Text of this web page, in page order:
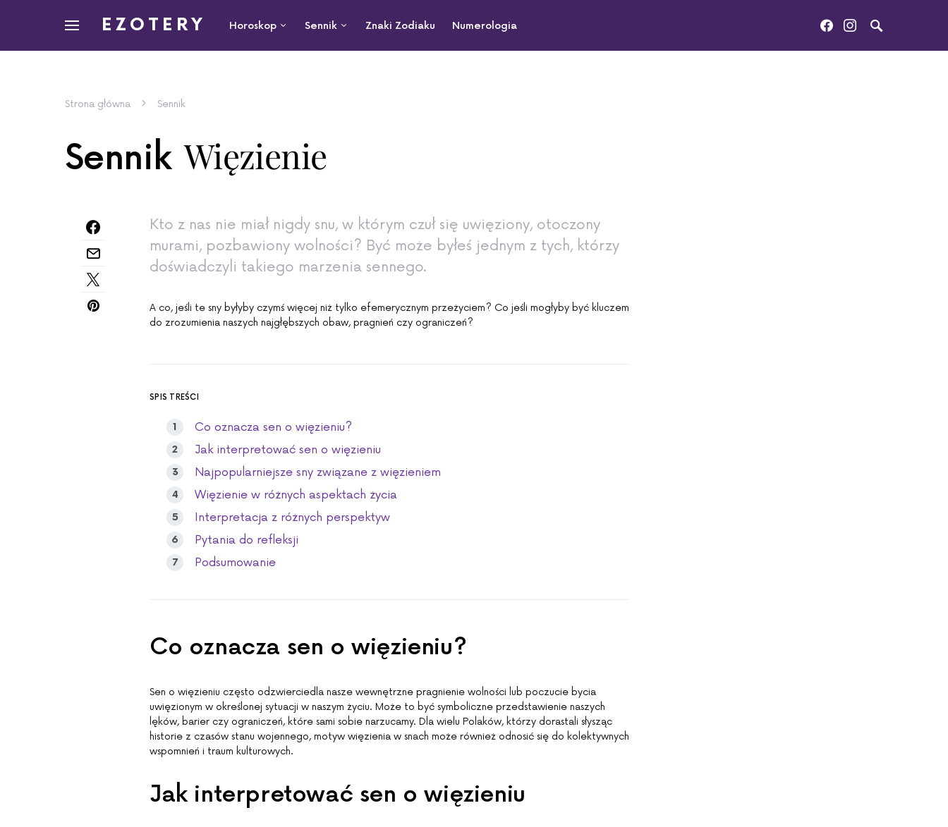
EZOTERY Horoskop Sennik Znaki Zodiaku Numerologia
Strona główna Sennik
Sennik Więzienie
Kto z nas nie miał nigdy snu, w którym czuł się uwięziony, otoczony
murami, pozbawiony wolności? Być może byłeś jednym z tych, którzy
doświadczyli takiego marzenia sennego.
A co, jeśli te sny byłyby czymś więcej niż tylko efemerycznym przeżyciem? Co jeśli mogłyby być kluczem
do zrozumienia naszych najgłębszych obaw, pragnień czy ograniczeń?
SPIS TREŚCI
Co oznacza sen o więzieniu?
Jak interpretować sen o więzieniu
Najpopularniejsze sny związane z więzieniem
Więzienie w różnych aspektach życia
Interpretacja z różnych perspektyw
Pytania do refleksji
Podsumowanie
Co oznacza sen o więzieniu?
Sen o więzieniu często odzwierciedla nasze wewnętrzne pragnienie wolności lub poczucie bycia
uwięzionym w określonej sytuacji w naszym życiu. Może to być symboliczne przedstawienie naszych
lęków, barier czy ograniczeń, które sami sobie narzucamy. Dla wielu Polaków, którzy dorastali słysząc
historie z czasów stanu wojennego, motyw więzienia w snach może również odnosić się do kolektywnych
wspomnień i traum kulturowych.
Jak interpretować sen o więzieniu